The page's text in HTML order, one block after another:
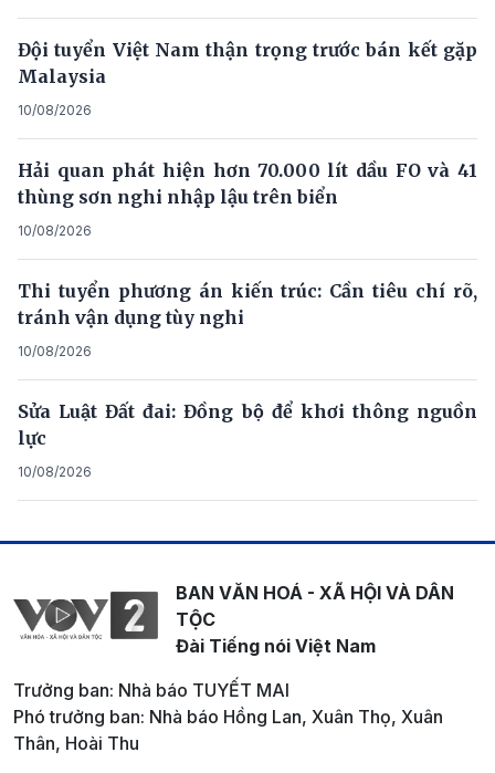
Đội tuyển Việt Nam thận trọng trước bán kết gặp
Malaysia
10/08/2026
Hải quan phát hiện hơn 70.000 lít dầu FO và 41
thùng sơn nghi nhập lậu trên biển
10/08/2026
Thi tuyển phương án kiến trúc: Cần tiêu chí rõ,
tránh vận dụng tùy nghi
10/08/2026
Sửa Luật Đất đai: Đồng bộ để khơi thông nguồn
lực
10/08/2026
BAN VĂN HOÁ - XÃ HỘI VÀ DÂN
TỘC
Đài Tiếng nói Việt Nam
Trưởng ban: Nhà báo TUYẾT MAI
Phó trưởng ban: Nhà báo Hồng Lan, Xuân Thọ, Xuân
Thân, Hoài Thu